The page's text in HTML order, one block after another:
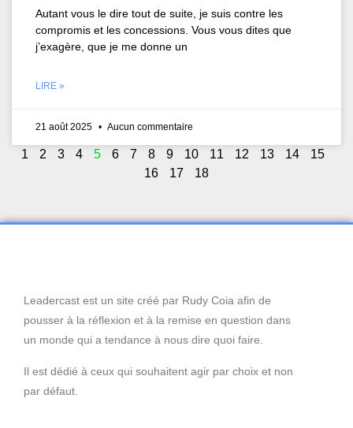
Autant vous le dire tout de suite, je suis contre les
compromis et les concessions. Vous vous dites que
j’exagère, que je me donne un
LIRE »
21 août 2025 Aucun commentaire
1 2 3 4 5 6 7 8 9 10 11 12 13 14
15
16
17 18
Leadercast est un site créé par Rudy Coia afin de
pousser à la réflexion et à la remise en question dans
un monde qui a tendance à nous dire quoi faire.
Il est dédié à ceux qui souhaitent agir par choix et non
par défaut.